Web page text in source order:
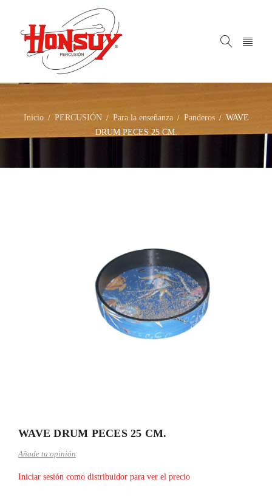
Inicio / PERCUSIÓN / Para la enseñanza / Panderos / WAVE
DRUM PECES 25 CM.
WAVE DRUM PECES 25 CM.
Añade tu opinión
Iniciar sesión como distribuidor para ver el precio